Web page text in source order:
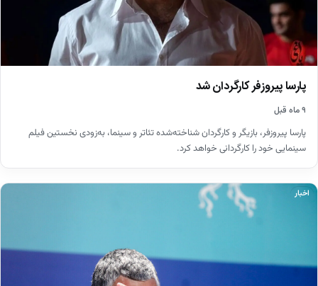
پارسا پیروزفر کارگردان شد
۹ ماه قبل
پارسا پیروزفر، بازیگر و کارگردان شناخته‌شده تئاتر و سینما، به‌زودی نخستین فیلم
سینمایی خود را کارگردانی خواهد کرد.
اخبار